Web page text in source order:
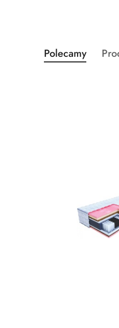
Pomiń karuzelę
Produkty
o
Polecamy